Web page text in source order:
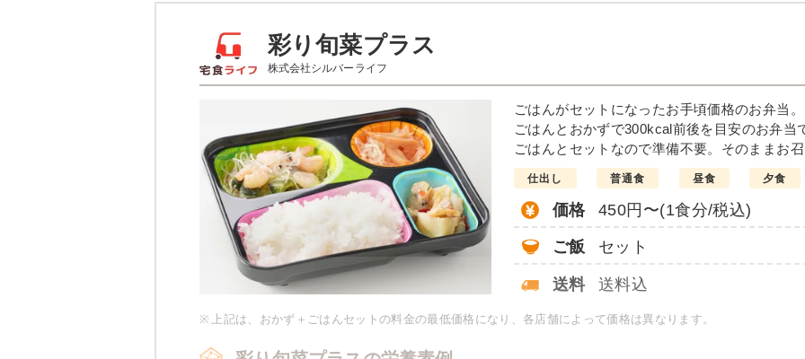
彩り旬菜のメニュー例
サバの味噌だれがけ
ほうれん草のベーコン和え
豆腐の柚子あんかけ
栄養素
-
※メニューの補足
インゲンソテー
彩りごまサラダ
栄養素
-
※メニューの補足
-
メニューは日替わりです（メニューは一例です）
彩り旬菜プラス
株式会社シルバーライフ
ごはんがセットになったお手頃価格のお弁当。
ごはんとおかずで300kcal前後を目安のお弁当
ごはんとセットなので準備不要。そのままお
仕出し 普通食 昼食 夕食
価格 450円〜(1食分/税込)
ご飯 セット
送料 送料込
※ 上記は、おかず＋ごはんセットの料金の最低価格になり、各店舗によって価格は異なります。